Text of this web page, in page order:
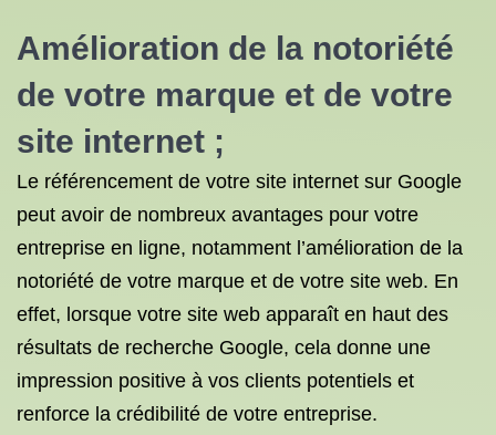
Amélioration de la notoriété
de votre marque et de votre
site internet ;
Le référencement de votre site internet sur Google
peut avoir de nombreux avantages pour votre
entreprise en ligne, notamment l’amélioration de la
notoriété de votre marque et de votre site web. En
effet, lorsque votre site web apparaît en haut des
résultats de recherche Google, cela donne une
impression positive à vos clients potentiels et
renforce la crédibilité de votre entreprise.